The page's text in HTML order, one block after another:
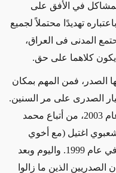
في الأفق على
تهديدًا محتملاً لجميع
المدنى فى العراق،
كلاهما على حق.
الصدر، فمن المهم بمكان
الصدرى على مر السنين.
كان الصدريون، وقت غزو العراق في عام 2003، من أتباع محمد
اغتيل (مع أخوي
مقتدى الأكبر سنًا) على يد نظام صدّام في عام 1999. واليوم وبعد
الذين ما زالوا